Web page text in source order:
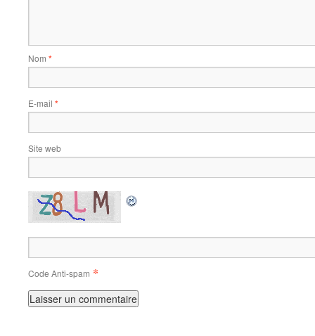
Nom *
E-mail *
Site web
Code Anti-spam *